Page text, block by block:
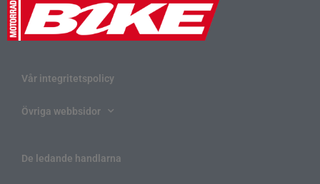
Vår integritetspolicy
Övriga webbsidor
De ledande handlarna